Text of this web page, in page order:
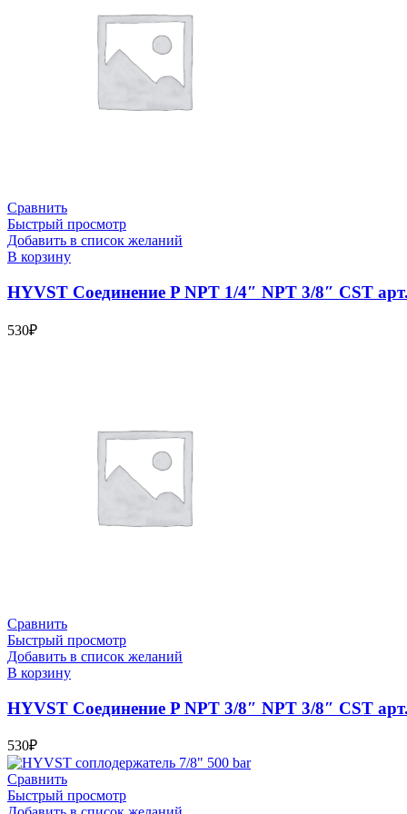
Сравнить
Быстрый просмотр
Добавить в список желаний
В корзину
HYVST Соединение P NPT 1/4″ NPT 3/8″ CST
530₽
Сравнить
Быстрый просмотр
Добавить в список желаний
В корзину
HYVST Соединение P NPT 3/8″ NPT 3/8″ CST
530₽
Сравнить
Быстрый просмотр